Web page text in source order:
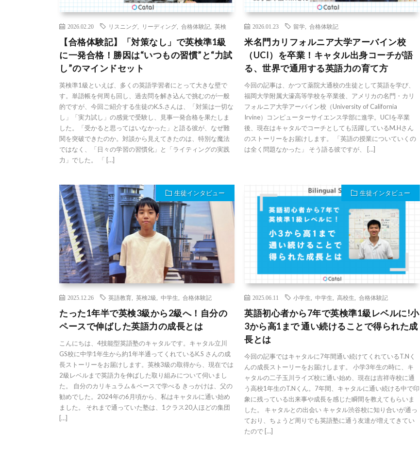
2026.02.20 リスニング リーディング 合格体験記 英検
【合格体験記】「対策なし」で英検準1級
に一発合格！勝因は“いつもの習慣”と“力試
し”のマインドセット
英検準1級といえば、多くの英語学習者にとって大きな壁で
す。単語帳を何周も回し、過去問を解き込んで挑むのが一般
的ですが、今回ご紹介する生徒のK.S.さんは、「対策は一切な
し」「実力試し」の感覚で受験し、見事一発合格を果たしま
した。「受かると思ってはいなかった」と語る彼が、なぜ難
関を突破できたのか。対談から見えてきたのは、特別な魔法
ではなく、「日々の学習の習慣化」と「ライティングの実践
力」でした。 「 […]
2026.01.23 留学 ,合格体験記
米名門カリフォルニア大学アーバイン校
（UCI）を卒業！キャタル出身コーチが語
る、世界で通用する英語力の育て方
今回の記事は、かつて薬院大通校の生徒として英語を学び、
福岡大学附属大濠高等学校を卒業後、アメリカの名門・カリ
フォルニア大学アーバイン校（University of California
Irvine）コンピューターサイエンス学部に進学。UCIを卒業
後、現在はキャタルでコーチとしても活躍しているM.Hさん
のストーリーをお届けします。 「英語の授業についていくの
は全く問題なかった」 そう語る彼ですが、 […]
生徒インタビュー
2025.12.26 英語教育 英検2級 中学生 合格体験記
たった1年半で英検3級から2級へ！自分の
ペースで伸ばした英語力の成長とは
こんにちは、4技能型英語塾のキャタルです。キャタル立川
GS校に中学1年生から約1年半通ってくれているK.S さんの成
長ストーリーをお届けします。英検3級の取得から、現在では
2級レベルまで英語力を伸ばした取り組みについて伺いまし
た。 自分のカリキュラム＆ペースで学べる きっかけは、父の
勧めでした。2024年の6月頃から、私はキャタルに通い始め
ました。 それまで通っていた塾は、1クラス20人ほどの集団
[…]
生徒インタビュー
2025.06.11 小学生 ,中学生 ,高校生 ,合格体験記
英語初心者から7年で英検準1級レベルに!小
3から高1まで 通い続けることで得られた成
長とは
今回の記事ではキャタルに7年間通い続けてくれているT.Nく
んの成長ストーリーをお届けします。 小学3年生の時に、キ
ャタルの二子玉川ライズ校に通い始め、現在は吉祥寺校に通
う高校1年生のT.Nくん。7年間、キャタルに通い続ける中で印
象に残っている出来事や成長を感じた瞬間を教えてもらいま
した。 キャタルとの出会い キャタル渋谷校に知り合いが通っ
ており、ちょうど周りでも英語塾に通う友達が増えてきてい
たので […]